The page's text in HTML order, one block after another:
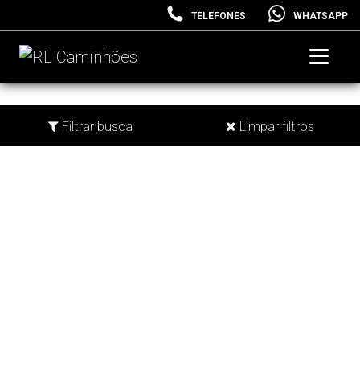
TELEFONES WHATSAPP
Filtrar busca Limpar filtros